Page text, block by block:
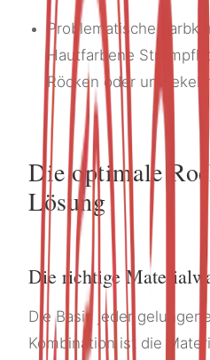
Problematische
Hautfarbene
Röcken oder
Die optimale
Lösung
Die richtige
Die Basis jeder
Kombination ist die